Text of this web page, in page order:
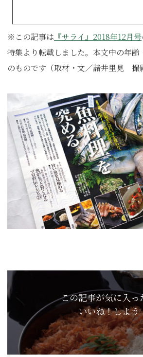
※この記事は 『サライ』2018年12月号
特集より転載しました。本文中の年齢
のものです（取材・文／諸井里見 撮
この記事が気に入っ
いいね！しよう